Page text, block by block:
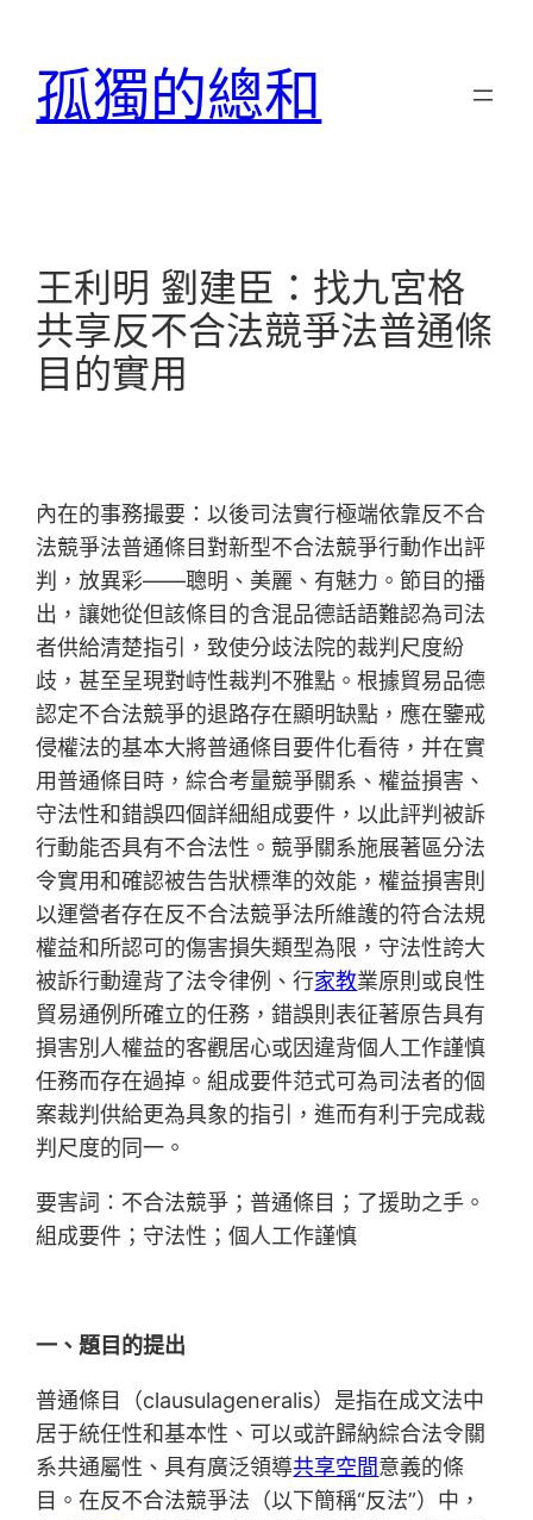
孤獨的總和
王利明 劉建臣：找九宮格
共享反不合法競爭法普通條
目的實用
內在的事務撮要：以後司法實行極端依靠反不合
法競爭法普通條目對新型不合法競爭行動作出評
判，放異彩——聰明、美麗、有魅力。節目的播
出，讓她從但該條目的含混品德話語難認為司法
者供給清楚指引，致使分歧法院的裁判尺度紛
歧，甚至呈現對峙性裁判不雅點。根據貿易品德
認定不合法競爭的退路存在顯明缺點，應在鑒戒
侵權法的基本大將普通條目要件化看待，并在實
用普通條目時，綜合考量競爭關系、權益損害、
守法性和錯誤四個詳細組成要件，以此評判被訴
行動能否具有不合法性。競爭關系施展著區分法
令實用和確認被告告狀標準的效能，權益損害則
以運營者存在反不合法競爭法所維護的符合法規
權益和所認可的傷害損失類型為限，守法性誇大
被訴行動違背了法令律例、行家教業原則或良性
貿易通例所確立的任務，錯誤則表征著原告具有
損害別人權益的客觀居心或因違背個人工作謹慎
任務而存在過掉。組成要件范式可為司法者的個
案裁判供給更為具象的指引，進而有利于完成裁
判尺度的同一。
要害詞：不合法競爭；普通條目；了援助之手。
組成要件；守法性；個人工作謹慎
一、題目的提出
普通條目（clausulageneralis）是指在成文法中
居于統任性和基本性、可以或許歸納綜合法令關
系共通屬性、具有廣泛領導共享空間意義的條
目。在反不合法競爭法（以下簡稱“反法”）中，